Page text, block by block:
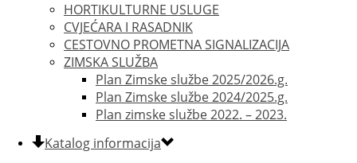
HORTIKULTURNE USLUGE
CVJEĆARA I RASADNIK
CESTOVNO PROMETNA SIGNALIZACIJA
ZIMSKA SLUŽBA
Plan Zimske službe 2025/2026.g.
Plan Zimske službe 2024/2025.g.
Plan zimske službe 2022. – 2023.
Katalog informacija